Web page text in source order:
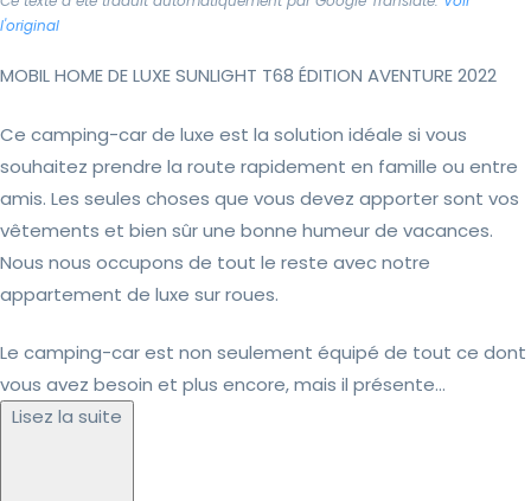
l'original
MOBIL HOME DE LUXE SUNLIGHT T68 ÉDITION AVENTURE 2022
Ce camping-car de luxe est la solution idéale si vous
souhaitez prendre la route rapidement en famille ou entre
amis. Les seules choses que vous devez apporter sont vos
vêtements et bien sûr une bonne humeur de vacances.
Nous nous occupons de tout le reste avec notre
appartement de luxe sur roues.
Le camping-car est non seulement équipé de tout ce dont
vous avez besoin et plus encore, mais il présente...
Lisez la suite